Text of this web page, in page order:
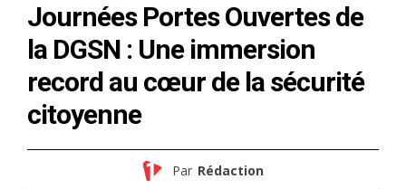
Journées Portes Ouvertes de
la DGSN : Une immersion
record au cœur de la sécurité
citoyenne
Par Rédaction